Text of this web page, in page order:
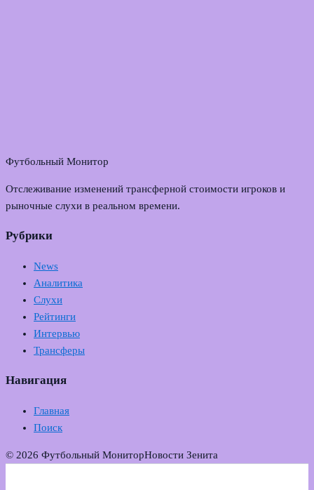
Футбольный Монитор
Отслеживание изменений трансферной стоимости игроков и
рыночные слухи в реальном времени.
Рубрики
News
Аналитика
Слухи
Рейтинги
Интервью
Трансферы
Навигация
Главная
Поиск
© 2026 Футбольный МониторНовости Зенита